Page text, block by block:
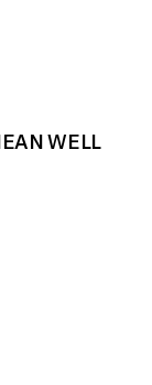
WELL